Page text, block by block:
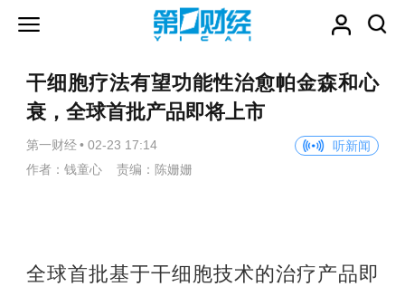
干细胞疗法有望功能性治愈帕金森和心
衰，全球首批产品即将上市
第一财经 • 02-23 17:14
听新闻
作者：钱童心 责编：陈姗姗
全球首批基于干细胞技术的治疗产品即